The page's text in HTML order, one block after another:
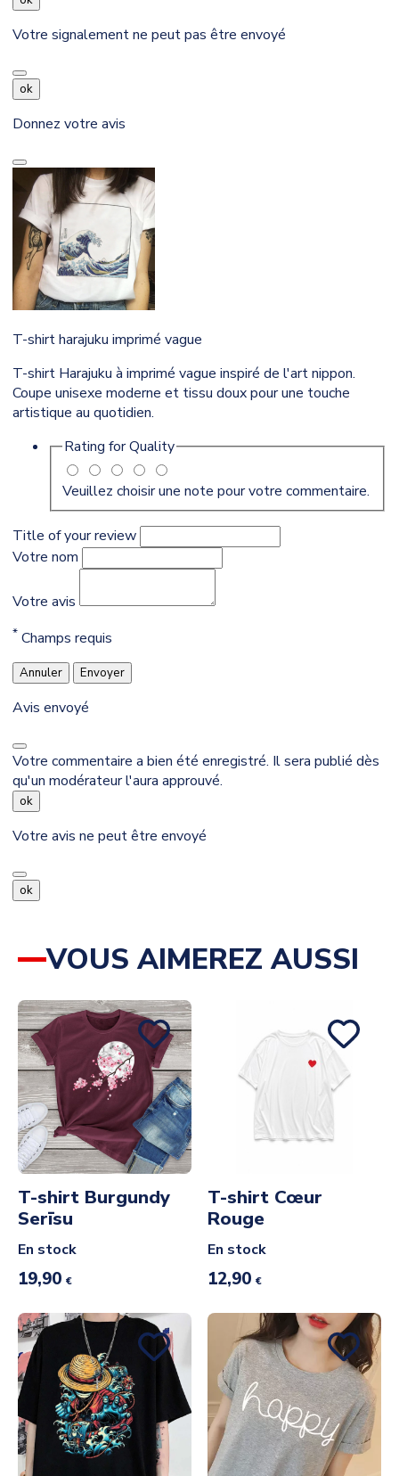
Votre signalement ne peut pas être envoyé
ok
Donnez votre avis
T-shirt harajuku imprimé vague
T-shirt Harajuku à imprimé vague inspiré de l'art nippon.
Coupe unisexe moderne et tissu doux pour une touche
artistique au quotidien.
Rating forQuality
Veuillez choisir une note pour votre commentaire.
Title of your review
Votre nom
Votre avis
* Champs requis
Annuler Envoyer
Avis envoyé
Votre commentaire a bien été enregistré. Il sera publié dès
qu'un modérateur l'aura approuvé.
ok
Votre avis ne peut être envoyé
ok
VOUS AIMEREZ AUSSI
T-shirt Burgundy
Serīsu
En stock
19,90 €
T-shirt Cœur
Rouge
En stock
12,90 €